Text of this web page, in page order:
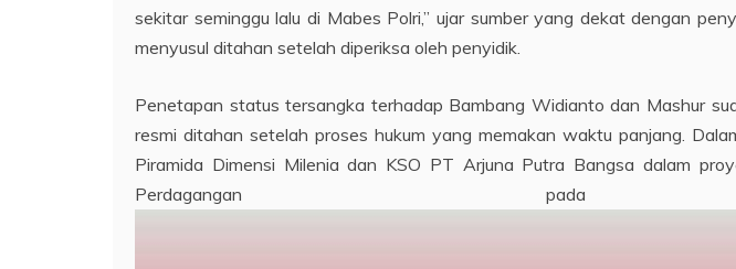
sekitar seminggu lalu di Mabes Polri,” ujar sumber yang dekat dengan
menyusul ditahan setelah diperiksa oleh penyidik.
Penetapan status tersangka terhadap Bambang Widianto dan Mashur
resmi ditahan setelah proses hukum yang memakan waktu panjang.
Piramida Dimensi Milenia dan KSO PT Arjuna Putra Bangsa dalam
Perdagangan